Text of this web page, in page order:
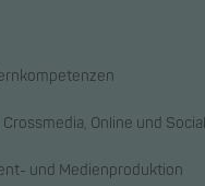
Online und
und Medienproduktion